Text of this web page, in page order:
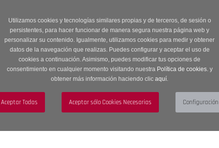
Utilizamos cookies y tecnologías similares propias y de terceros, de sesión o
persistentes, para hacer funcionar de manera segura nuestra página web y
personalizar su contenido. Igualmente, utilizamos cookies para medir y obtener
datos de la navegación que realizas. Puedes configurar y aceptar el uso de
cookies a continuación. Asimismo, puedes modificar tus opciones de
consentimiento en cualquier momento visitando nuestra Política de cookies.y
obtener más información haciendo clic aquí.
descuento en Sección OUTLET con código OUTLET20
navigation
Menú